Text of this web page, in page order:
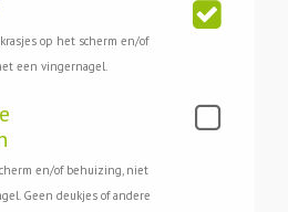
op het scherm en/of
een vingernagel.
en/of behuizing, niet
Geen deukjes of andere